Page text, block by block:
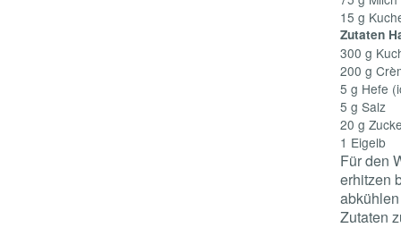
15 g
Zutaten
300 g
200 g
5 g Hefe
5 g Salz
20 g
1 Eigelb
Für den
erhitzen
Zutaten